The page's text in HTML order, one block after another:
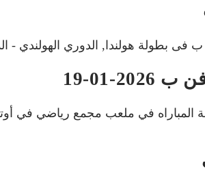
01-19
المباراه في ملعب مجمع رياضي في